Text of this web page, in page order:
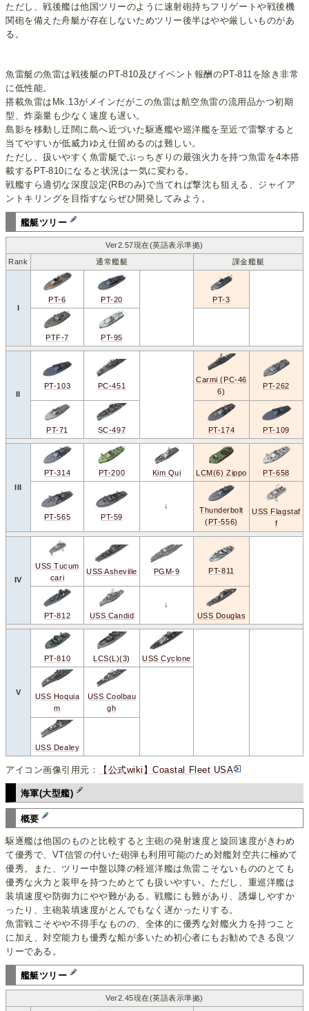
ただし、戦後艦は他国ツリーのように速射砲持ちフリゲートや戦後機
関砲を備えた舟艇が存在しないためツリー後半はやや厳しいものがあ
る。
魚雷艇の魚雷は戦後艇のPT-810及びイベント報酬のPT-811を除き非常
に低性能。
搭載魚雷はMk.13がメインだがこの魚雷は航空魚雷の流用品かつ初期
型、炸薬量も少なく速度も遅い。
島影を移動し迂闊に島へ近づいた駆逐艦や巡洋艦を至近で雷撃すると
当てやすいが低威力ゆえ仕留めるのは難しい。
ただし、扱いやすく魚雷艇でぶっちぎりの最強火力を持つ魚雷を4本搭
載するPT-810になると状況は一気に変わる。
戦艦すら適切な深度設定(RBのみ)で当てれば撃沈も狙える、ジャイア
ントキリングを目指すならぜひ開発してみよう。
艦艇ツリー
Ver2.57現在(英語表示準拠)
Rank
通常艦艇 課金艦艇
I
PT-6 PT-20 PT-3
PTF-7 PT-95
II
PT-103 PC-451
Carmi (PC-46
6)
PT-262
PT-71 SC-497 PT-174 PT-109
III
PT-314 PT-200 Kim Qui LCM(6) Zippo PT-658
PT-565 PT-59
↓
Thunderbolt
(PT-556)
USS Flagstaf
f
IV
USS Tucum
cari
USS Asheville PGM-9 PT-811
PT-812 USS Candid
↓
USS Douglas
V
PT-810 LCS(L)(3) USS Cyclone
USS Hoquia
m
USS Coolbau
gh
USS Dealey
アイコン画像引用元： 【公式wiki】Coastal Fleet USA
海軍(大型艦)
概要
駆逐艦は他国のものと比較すると主砲の発射速度と旋回速度がきわめ
て優秀で、VT信管の付いた砲弾も利用可能のため対艦対空共に極めて
優秀。また、ツリー中盤以降の軽巡洋艦は魚雷こそないもののとても
優秀な火力と装甲を持つためとても扱いやすい。ただし、重巡洋艦は
装填速度や防御力にやや難がある。戦艦にも難があり、誘爆しやすか
ったり、主砲装填速度がとんでもなく遅かったりする。
魚雷戦こそやや不得手なものの、全体的に優秀な対艦火力を持つこと
に加え、対空能力も優秀な船が多いため初心者にもお勧めできる良ツ
リーである。
艦艇ツリー
Ver2.45現在(英語表示準拠)